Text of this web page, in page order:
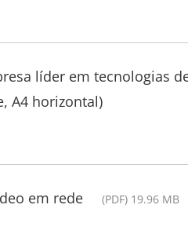
líder em tecnologias
A4 horizontal)
em rede (PDF) 19.96 MB